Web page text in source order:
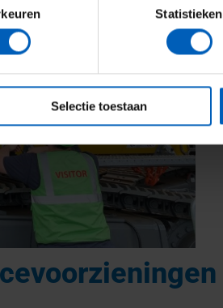
Statistieken
Selectie toestaan